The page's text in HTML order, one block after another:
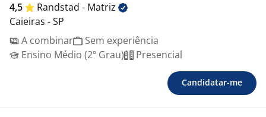
4,5 Randstad - Matriz
Caieiras - SP
A combinar
Sem experiência
Ensino Médio (2º Grau)
Presencial
Candidatar-me